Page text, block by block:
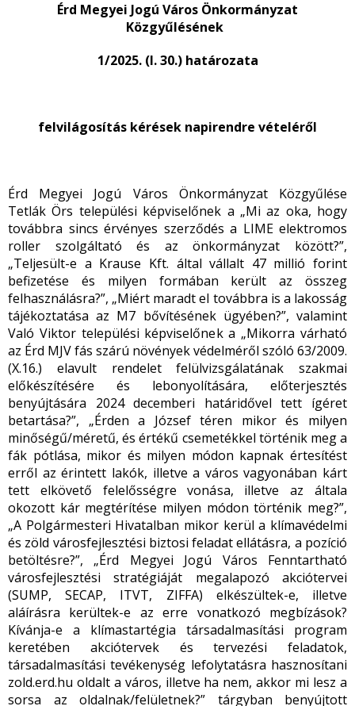
Érd Megyei Jogú Város Önkormányzat
Közgyűlésének
1/2025. (I. 30.) határozata
felvilágosítás kérések napirendre vételéről
Érd Megyei Jogú Város Önkormányzat Közgyűlése
Tetlák Örs települési képviselőnek a „Mi az oka, hogy
továbbra sincs érvényes szerződés a LIME elektromos
roller szolgáltató és az önkormányzat között?”,
„Teljesült-e a Krause Kft. által vállalt 47 millió forint
befizetése és milyen formában került az összeg
felhasználásra?”, „Miért maradt el továbbra is a lakosság
tájékoztatása az M7 bővítésének ügyében?”, valamint
Való Viktor települési képviselőnek a „Mikorra várható
az Érd MJV fás szárú növények védelméről szóló 63/2009.
(X.16.) elavult rendelet felülvizsgálatának szakmai
előkészítésére és lebonyolítására, előterjesztés
benyújtására 2024 decemberi határidővel tett ígéret
betartása?”, „Érden a József téren mikor és milyen
minőségű/méretű, és értékű csemetékkel történik meg a
fák pótlása, mikor és milyen módon kapnak értesítést
erről az érintett lakók, illetve a város vagyonában kárt
tett elkövető felelősségre vonása, illetve az általa
okozott kár megtérítése milyen módon történik meg?”,
„A Polgármesteri Hivatalban mikor kerül a klímavédelmi
és zöld városfejlesztési biztosi feladat ellátásra, a pozíció
betöltésre?”, „Érd Megyei Jogú Város Fenntartható
városfejlesztési stratégiáját megalapozó akciótervei
(SUMP, SECAP, ITVT, ZIFFA) elkészültek-e, illetve
aláírásra kerültek-e az erre vonatkozó megbízások?
Kívánja-e a klímastartégia társadalmasítási program
keretében akciótervek és tervezési feladatok,
társadalmasítási tevékenység lefolytatásra hasznosítani
zold.erd.hu oldalt a város, illetve ha nem, akkor mi lesz a
sorsa az oldalnak/felületnek?” tárgyban benyújtott